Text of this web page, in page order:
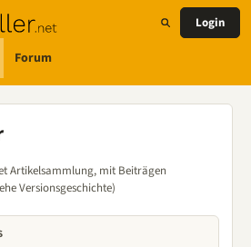
Forum
Login
Artikelsammlung, mit Beiträgen
Versionsgeschichte)